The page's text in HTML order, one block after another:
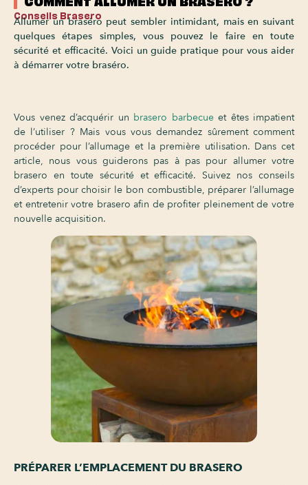
Conseils Brasero
Allumer un braséro peut sembler intimidant, mais en suivant
quelques étapes simples, vous pouvez le faire en toute
sécurité et efficacité. Voici un guide pratique pour vous aider
à démarrer votre braséro.
Vous venez d’acquérir un brasero barbecueet êtes impatient
de l’utiliser ? Mais vous vous demandez sûrement comment
procéder pour l’allumage et la première utilisation. Dans cet
article, nous vous guiderons pas à pas pour allumer votre
brasero en toute sécurité et efficacité. Suivez nos conseils
d’experts pour choisir le bon combustible, préparer l’allumage
et entretenir votre brasero afin de profiter pleinement de votre
nouvelle acquisition.
PRÉPARER L’EMPLACEMENT DU BRASERO